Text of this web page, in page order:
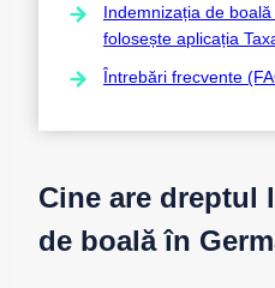
Indemnizația de
folosește aplicația
Întrebări frecvente
Cine are dreptul
de boală în